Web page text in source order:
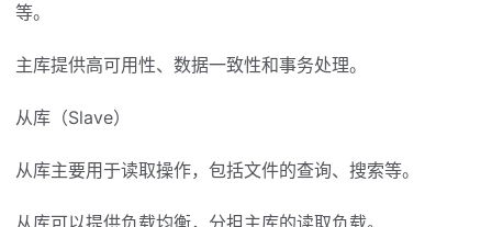
等。
主库提供高可用性、数据一致性和事务处理。
从库（Slave）
从库主要用于读取操作，包括文件的查询、搜索等。
从库可以提供负载均衡，分担主库的读取负载。